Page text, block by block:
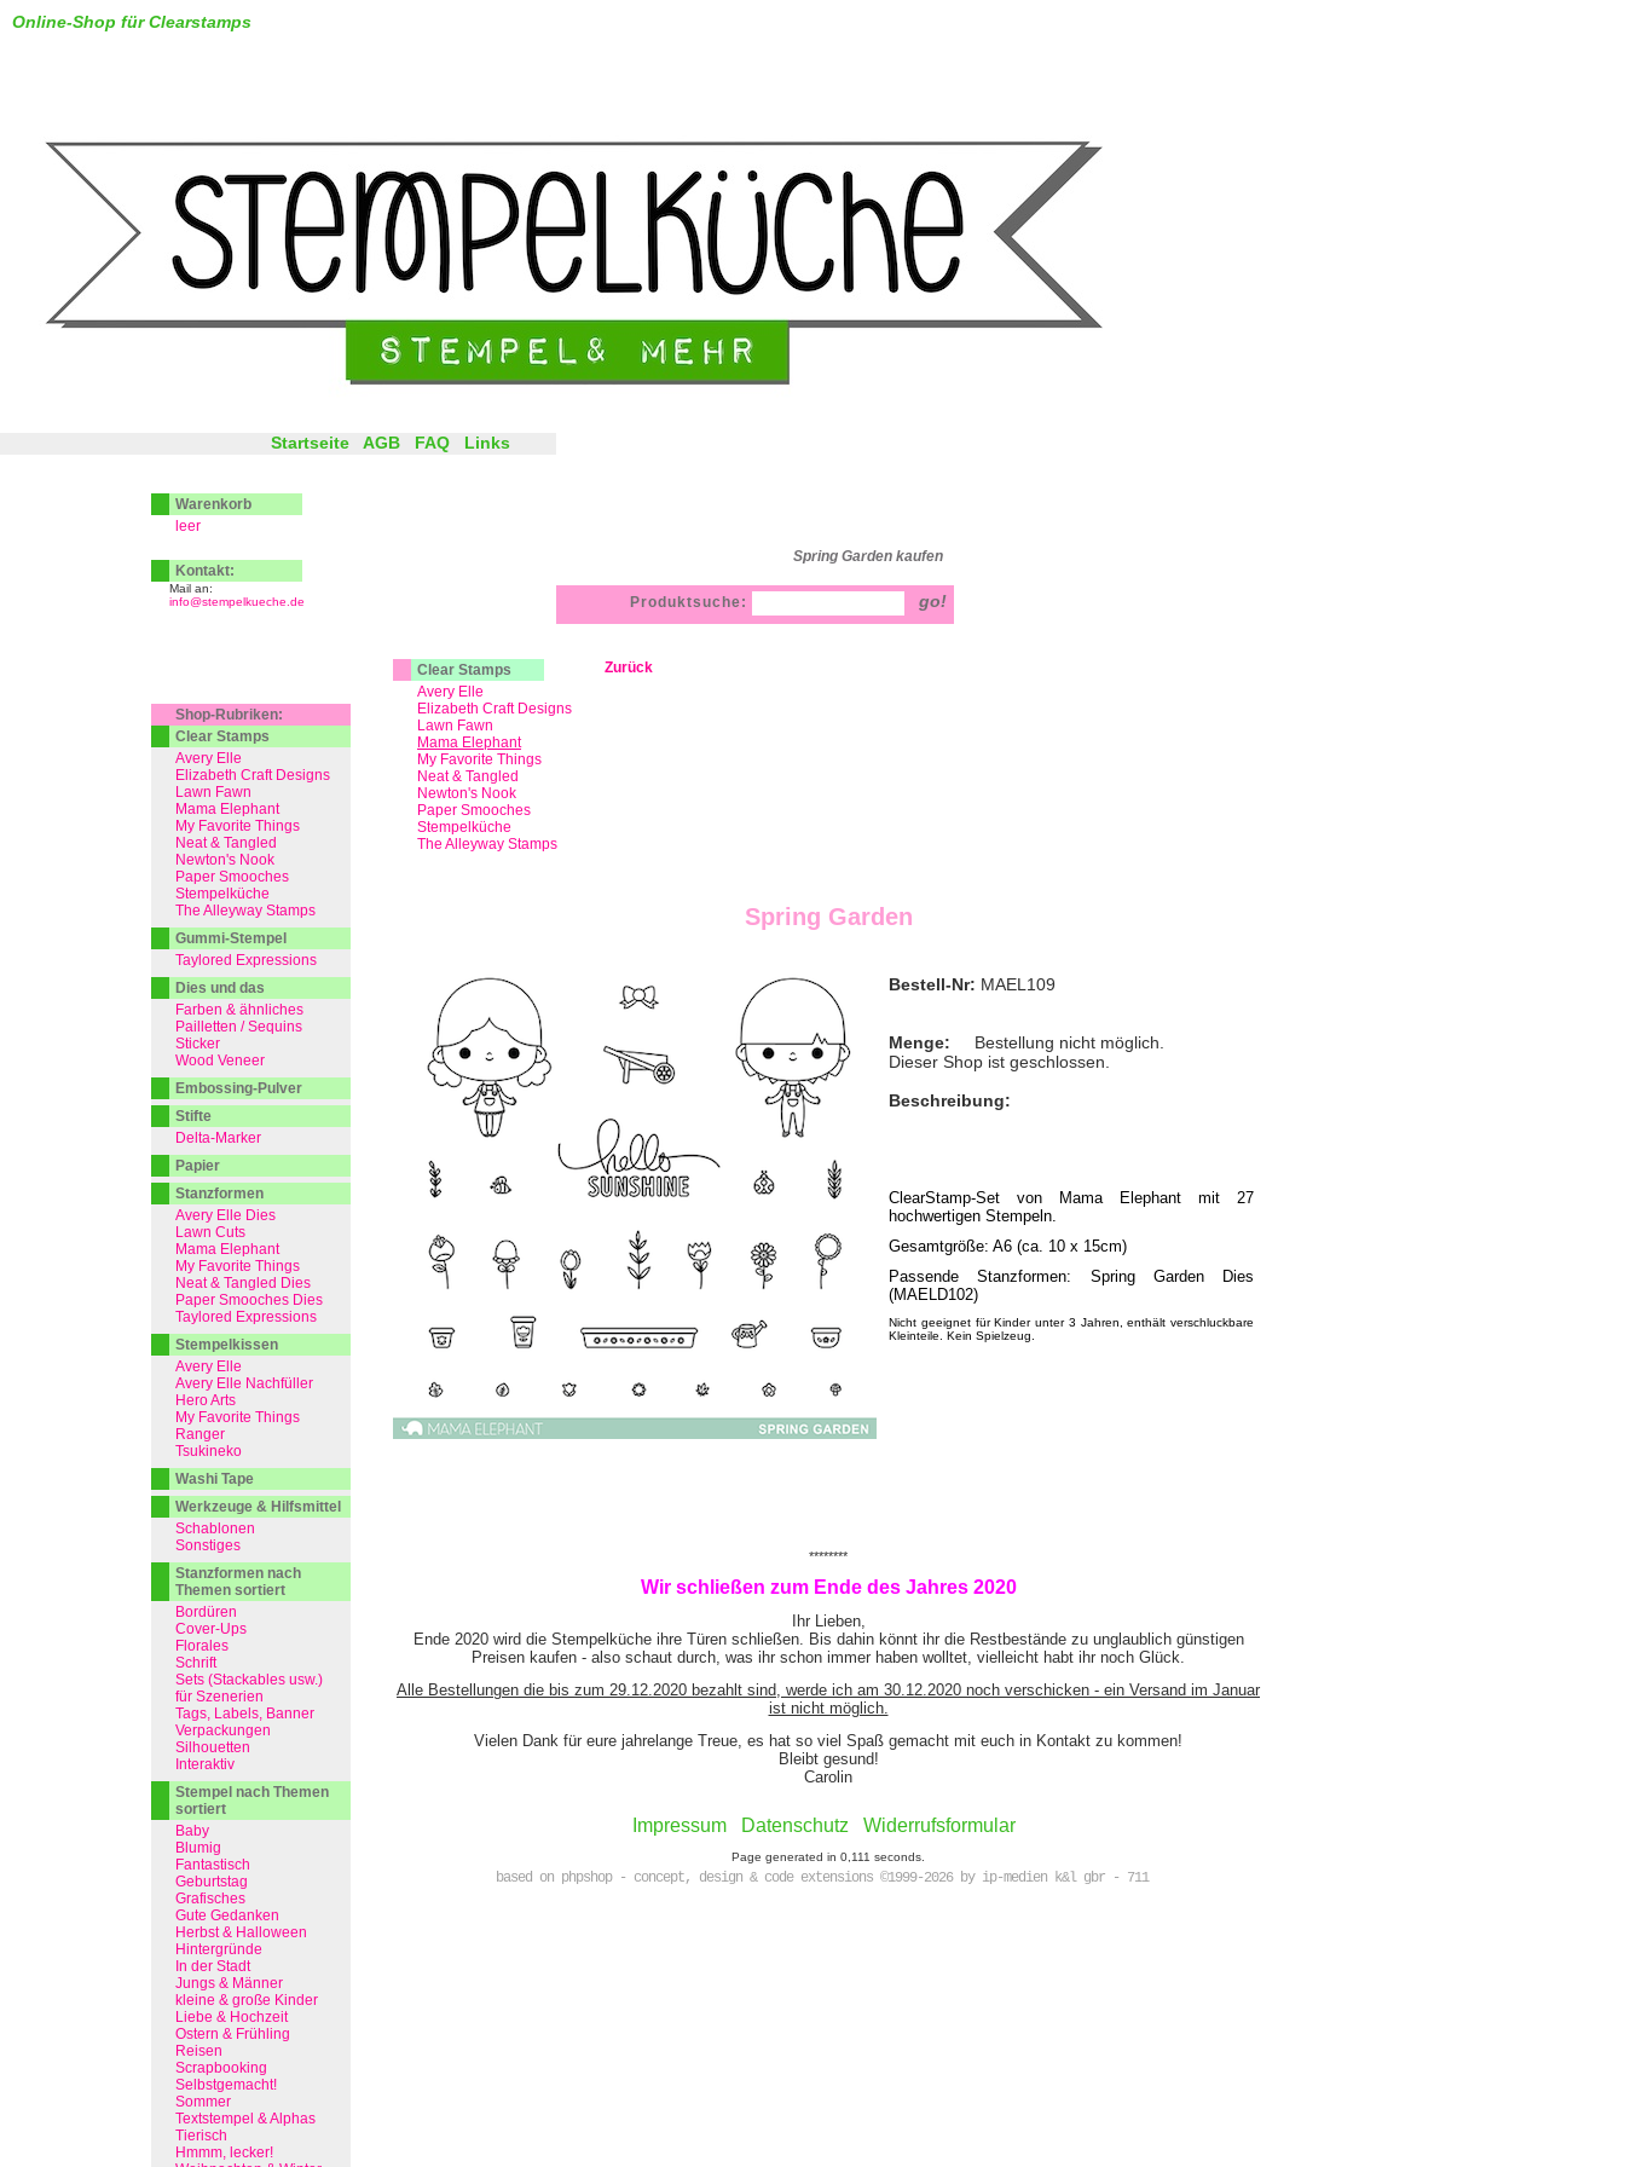
Spring Garden kaufen
Online-Shop für Clearstamps
Clear Stamps
Avery Elle
Elizabeth Craft Designs
Lawn Fawn
Mama Elephant
My Favorite Things
Neat & Tangled
Newton's Nook
Paper Smooches
Stempelküche
The Alleyway Stamps
Zurück
Spring Garden
Bestell-Nr: MAEL109
Menge:
Bestellung nicht möglich.
Dieser Shop ist geschlossen.
Beschreibung:
ClearStamp-Set von Mama Elephant mit 27
hochwertigen Stempeln.
Gesamtgröße: A6 (ca. 10 x 15cm)
Passende Stanzformen: Spring Garden Dies
(MAELD102)
Nicht geeignet für Kinder unter 3 Jahren, enthält verschluckbare
Kleinteile. Kein Spielzeug.
********
Wir schließen zum Ende des Jahres 2020
Ihr Lieben,
Ende 2020 wird die Stempelküche ihre Türen schließen. Bis dahin könnt ihr die Restbestände zu unglaublich günstigen
Preisen kaufen - also schaut durch, was ihr schon immer haben wolltet, vielleicht habt ihr noch Glück.
Alle Bestellungen die bis zum 29.12.2020 bezahlt sind, werde ich am 30.12.2020 noch verschicken - ein Versand im Januar
ist nicht möglich.
Vielen Dank für eure jahrelange Treue, es hat so viel Spaß gemacht mit euch in Kontakt zu kommen!
Bleibt gesund!
Carolin
Impressum Datenschutz Widerrufsformular
Page generated in 0,111 seconds.
based on phpshop - concept, design & code extensions ©1999-2026 by ip-medien k&l gbr - 711
Startseite AGB FAQ Links
Produktsuche:
Warenkorb
leer
Kontakt:
Mail an:
info@stempelkueche.de
Shop-Rubriken:
Clear Stamps
Avery Elle
Elizabeth Craft Designs
Lawn Fawn
Mama Elephant
My Favorite Things
Neat & Tangled
Newton's Nook
Paper Smooches
Stempelküche
The Alleyway Stamps
Gummi-Stempel
Taylored Expressions
Dies und das
Farben & ähnliches
Pailletten / Sequins
Sticker
Wood Veneer
Embossing-Pulver
Stifte
Delta-Marker
Papier
Stanzformen
Avery Elle Dies
Lawn Cuts
Mama Elephant
My Favorite Things
Neat & Tangled Dies
Paper Smooches Dies
Taylored Expressions
Stempelkissen
Avery Elle
Avery Elle Nachfüller
Hero Arts
My Favorite Things
Ranger
Tsukineko
Washi Tape
Werkzeuge & Hilfsmittel
Schablonen
Sonstiges
Stanzformen nach
Themen sortiert
Bordüren
Cover-Ups
Florales
Schrift
Sets (Stackables usw.)
für Szenerien
Tags, Labels, Banner
Verpackungen
Silhouetten
Interaktiv
Stempel nach Themen
sortiert
Baby
Blumig
Fantastisch
Geburtstag
Grafisches
Gute Gedanken
Herbst & Halloween
Hintergründe
In der Stadt
Jungs & Männer
kleine & große Kinder
Liebe & Hochzeit
Ostern & Frühling
Reisen
Scrapbooking
Selbstgemacht!
Sommer
Textstempel & Alphas
Tierisch
Hmmm, lecker!